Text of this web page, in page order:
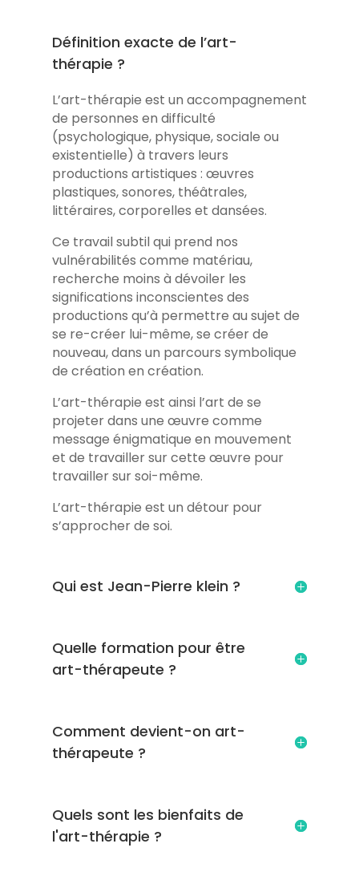
Définition exacte de l’art-
thérapie ?
L’art-thérapie est un accompagnement
de personnes en difficulté
(psychologique, physique, sociale ou
existentielle) à travers leurs
productions artistiques : œuvres
plastiques, sonores, théâtrales,
littéraires, corporelles et dansées.
Ce travail subtil qui prend nos
vulnérabilités comme matériau,
recherche moins à dévoiler les
significations inconscientes des
productions qu’à permettre au sujet de
se re-créer lui-même, se créer de
nouveau, dans un parcours symbolique
de création en création.
L’art-thérapie est ainsi l’art de se
projeter dans une œuvre comme
message énigmatique en mouvement
et de travailler sur cette œuvre pour
travailler sur soi-même.
L’art-thérapie est un détour pour
s’approcher de soi.
Qui est Jean-Pierre klein ?
Quelle formation pour être
art-thérapeute ?
Comment devient-on art-
thérapeute ?
Quels sont les bienfaits de
l'art-thérapie ?